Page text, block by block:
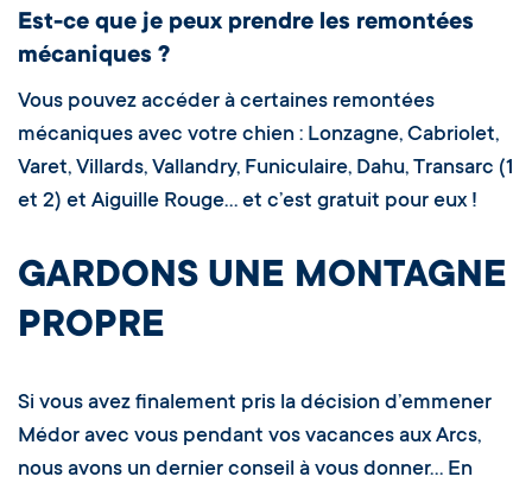
Est-ce que je peux prendre les remontées
mécaniques ?
Vous pouvez accéder à certaines remontées
mécaniques avec votre chien : Lonzagne, Cabriolet,
Varet, Villards, Vallandry, Funiculaire, Dahu, Transarc (1
et 2) et Aiguille Rouge… et c’est gratuit pour eux !
GARDONS UNE MONTAGNE
PROPRE
Si vous avez finalement pris la décision d’emmener
Médor avec vous pendant vos vacances aux Arcs,
nous avons un dernier conseil à vous donner… En